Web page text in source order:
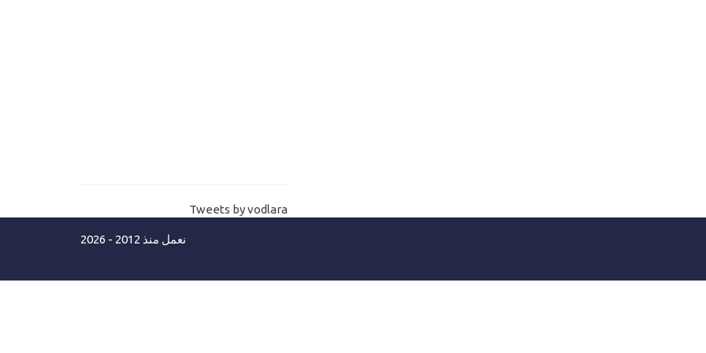
POS template
اضافة التمبلت خطوة بخطوة Add pos
Tweets by vodlara
نعمل منذ 2012 - 2026